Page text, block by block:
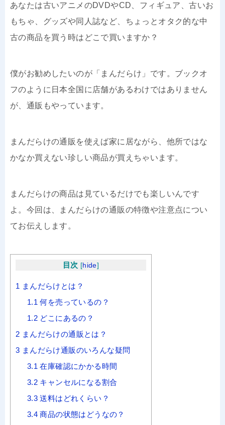
あなたは古いアニメのDVDやCD、フィギュア、古いお
もちゃ、グッズや同人誌など、ちょっとオタク的な中
古の商品を買う時はどこで買いますか？
僕がお勧めしたいのが「まんだらけ」です。ブックオ
フのように日本全国に店舗があるわけではありません
が、通販もやっています。
まんだらけの通販を使えば家に居ながら、他所ではな
かなか買えない珍しい商品が買えちゃいます。
まんだらけの商品は見ているだけでも楽しいんです
よ。今回は、まんだらけの通販の特徴や注意点につい
てお伝えします。
目次 [hide]
1 まんだらけとは？
1.1 何を売っているの？
1.2 どこにあるの？
2 まんだらけの通販とは？
3 まんだらけ通販のいろんな疑問
3.1 在庫確認にかかる時間
3.2 キャンセルになる割合
3.3 送料はどれくらい？
3.4 商品の状態はどうなの？